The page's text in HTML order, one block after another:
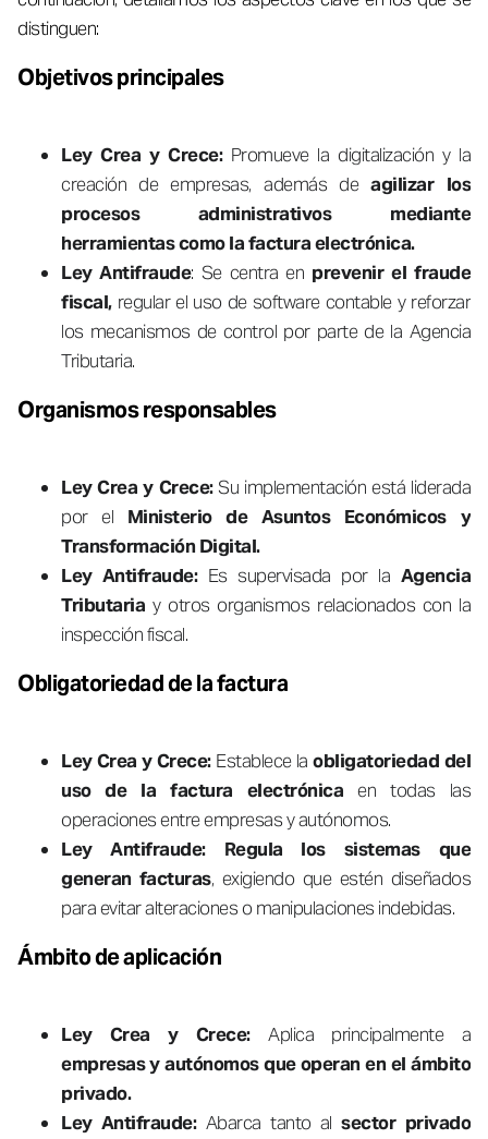
distinguen:
Objetivos principales
Ley Crea y Crece:Promueve la digitalización y la
creación de empresas, además deagilizar los
procesos administrativos mediante
herramientas como la factura electrónica.
Ley Antifraude: Se centra en prevenir el fraude
fiscal,regular el uso de software contable y reforzar
los mecanismos de control por parte de la Agencia
Tributaria.
Organismos responsables
Ley Crea y Crece:Su implementación está liderada
por el Ministerio de Asuntos Económicos y
Transformación Digital.
Ley Antifraude: Es supervisada por la Agencia
Tributaria y otros organismos relacionados con la
inspección fiscal.
Obligatoriedad de la factura
Ley Crea y Crece: Establece laobligatoriedad del
uso de la factura electrónica en todas las
operaciones entre empresas y autónomos.
Ley Antifraude:
Regula los sistemas que
generan facturas, exigiendo que estén diseñados
para evitar alteraciones o manipulaciones indebidas.
Ámbito de aplicación
Ley Crea y Crece: Aplica principalmente a
empresas y autónomos que operan en el ámbito
privado.
Ley Antifraude:Abarca tanto al sector privado